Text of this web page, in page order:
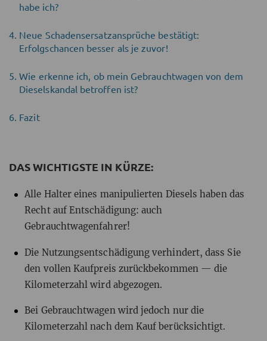
habe ich?
Neue Schadensersatzansprüche bestätigt:
Erfolgschancen besser als je zuvor!
Wie erkenne ich, ob mein Gebrauchtwagen von dem
Dieselskandal betroffen ist?
Fazit
DAS WICHTIGSTE IN KÜRZE:
Alle Halter eines manipulierten Diesels haben das
Recht auf Entschädigung: auch
Gebrauchtwagenfahrer!
Die Nutzungsentschädigung verhindert, dass Sie
den vollen Kaufpreis zurückbekommen — die
Kilometerzahl wird abgezogen.
Bei Gebrauchtwagen wird jedoch nur die
Kilometerzahl nach dem Kauf berücksichtigt.